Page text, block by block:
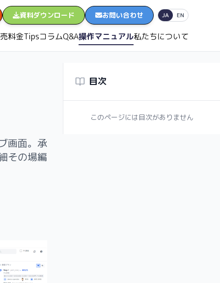
資料ダウンロード お問い合わせ JA日本語
ENEnglish
料金TipsコラムQ&A操作マニュアル私たちについて
画面。承
その場編
目次
このページには目次がありません